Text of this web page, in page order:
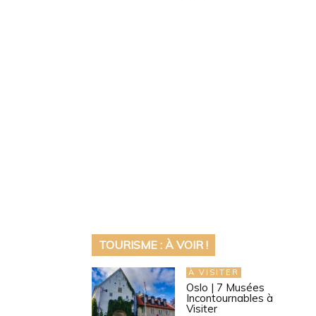
TOURISME : À VOIR !
À VISITER
Oslo | 7 Musées
Incontournables à
Visiter